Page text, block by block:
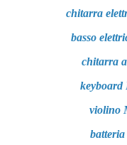
chitarra
basso
chitarra
violino